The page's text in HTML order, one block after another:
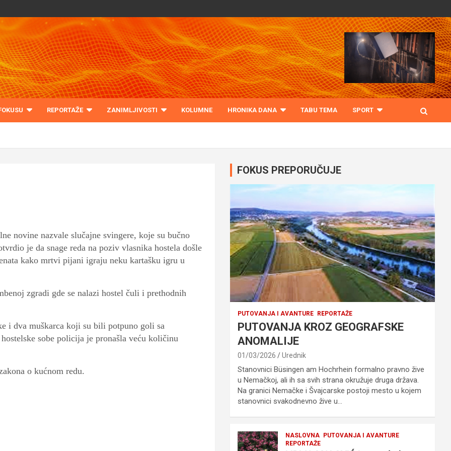
REPORTAŽE ZANIMLJIVOSTI KOLUMNE HRONIKA DANA TABU TEMA SPORT
novine nazvale slučajne svingere, koje su bučno
je da snage reda na poziv vlasnika hostela došle
kako mrtvi pijani igraju neku kartašku igru u
zgradi gde se nalazi hostel čuli i prethodnih
i dva muškarca koji su bili potpuno goli sa
sobe policija je pronašla veću količinu
o kućnom redu.
FOKUS PREPORUČUJE
PUTOVANJA I AVANTURE REPORTAŽE
PUTOVANJA KROZ GEOGRAFSKE
ANOMALIJE
01/03/2026 Urednik
Stanovnici Büsingen am Hochrhein formalno pravno žive
u Nemačkoj, ali ih sa svih strana okružuje druga država.
Na granici Nemačke i Švajcarske postoji mesto u kojem
stanovnici svakodnevno žive u…
NASLOVNA
PUTOVANJA I AVANTURE
REPORTAŽE